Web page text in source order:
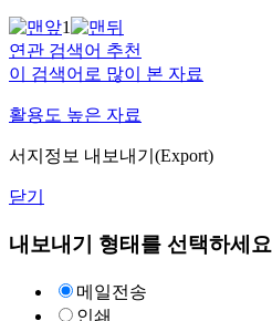
1
연관 검색어 추천
이 검색어로 많이 본 자료
활용도 높은 자료
서지정보 내보내기(Export)
닫기
내보내기 형태를 선택하세요
메일전송
인쇄